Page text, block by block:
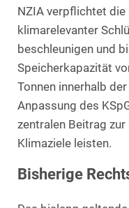
NZIA verpflichtet
klimarelevanter
beschleunigen und
Speicherkapazität
Tonnen innerhalb
Anpassung des
zentralen Beitrag
Klimaziele leisten.
Bisherige